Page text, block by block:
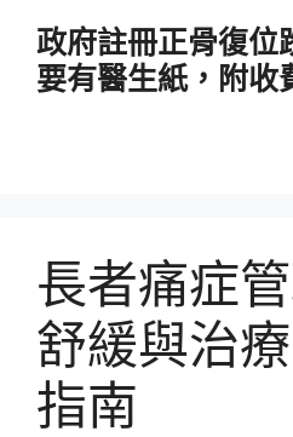
政府註冊正骨復位
要有醫生紙，附收
長者痛症
舒緩與治
指南